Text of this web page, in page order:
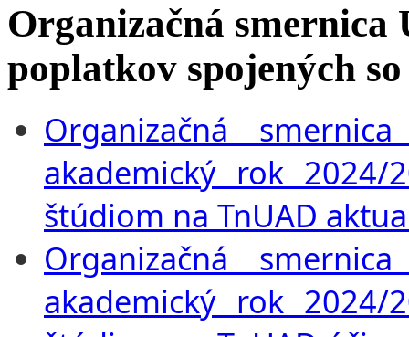
Organizačná smernica
poplatkov spojených
Organizačná
akademický rok
štúdiom na TnUAD
Organizačná
akademický rok